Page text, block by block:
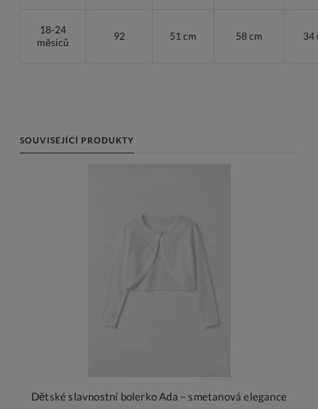
18-24
měsíců
92 51 cm 58 cm 34
SOUVISEJÍCÍ PRODUKTY
Dětské slavnostní bolerko Ada – smetanová elegance